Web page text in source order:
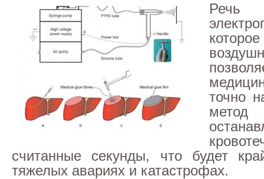
точно
считанные секунды, что будет
тяжелых авариях и катастрофах.